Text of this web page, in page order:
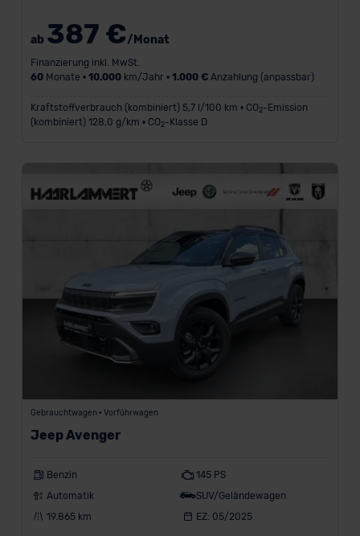
Grundlage eines Angemessenheitsbeschlusses der EU-
Kommission (Art. 45 Abs. 1 DSGVO), von
Standarddatenschutzklauseln (Art. 46 Abs. 2 lit. c
erteilen. Nähere Informationen zu den bestehenden
ab 387 €/Monat
Finanzierung inkl. MwSt.
60Monate • 10.000km/Jahr • 1.000 €Anzahlung (anpassbar)
Kraftstoffverbrauch (kombiniert) 5,7 l/100 km • CO2-Emission
(kombiniert) 128,0 g/km • CO2-Klasse D
Gebrauchtwagen • Vorführwagen
Jeep Avenger
Benzin
145 PS
Automatik
SUV/Geländewagen
19.865 km
EZ: 05/2025